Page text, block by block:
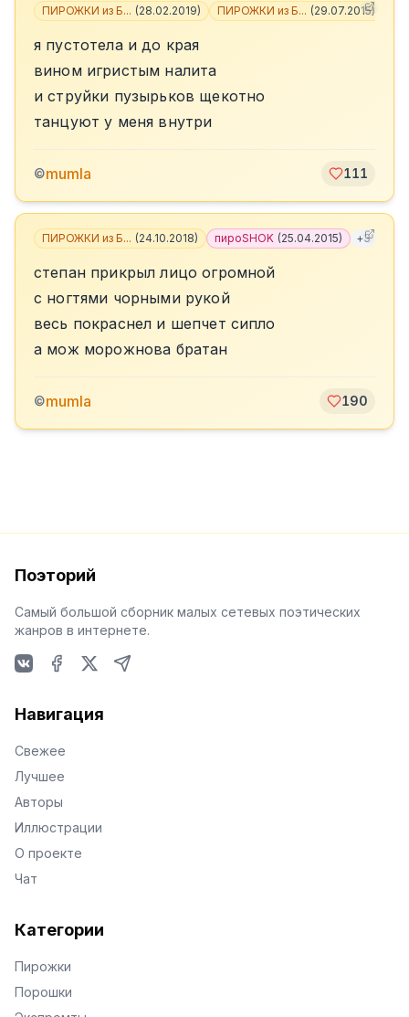
ПИРОЖКИ из Б... (28.02.2019) ПИРОЖКИ из Б... (29.07.2015)
я пустотела и до края
вином игристым налита
и струйки пузырьков щекотно
танцуют у меня внутри
©mumla 111
ПИРОЖКИ из Б... (24.10.2018) пироSHOK (25.04.2015) +3
степан прикрыл лицо огромной
с ногтями чорными рукой
весь покраснел и шепчет сипло
а мож морожнова братан
©mumla 190
Поэторий
Самый большой сборник малых сетевых поэтических
жанров в интернете.
Навигация
Свежее
Лучшее
Авторы
Иллюстрации
О проекте
Чат
Категории
Пирожки
Порошки